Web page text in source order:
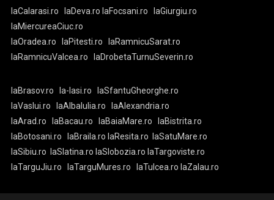
laCalarasi.ro
laDeva.ro laFocsani.ro
laGiurgiu.ro
laMiercureaCiuc.ro
laOradea.ro
laPitesti.ro
laRamnicuSarat.ro
laRamnicuValcea.ro
laDrobetaTurnuSeverin.ro
laBrasov.ro la-Iasi.ro
laSfantuGheorghe.ro
laVaslui.ro
laAlbaIulia.ro
laAlexandria.ro
laArad.ro
laBacau.ro laBaiaMare.ro
laBistrita.ro
laBotosani.ro
laBraila.ro laResita.ro
laSatuMare.ro
laSibiu.ro
laSlatina.ro laSlobozia.ro laTargoviste.ro
laTarguJiu.ro
laTarguMures.ro laTulcea.ro laZalau.ro